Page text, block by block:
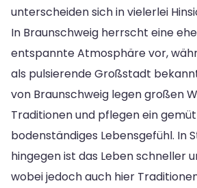
unterscheiden sich in vielerlei
In Braunschweig herrscht eine
entspannte Atmosphäre vor,
als pulsierende Großstadt
von Braunschweig legen großen
Traditionen und pflegen ein
bodenständiges Lebensgefühl. In
hingegen ist das Leben schneller
wobei jedoch auch hier